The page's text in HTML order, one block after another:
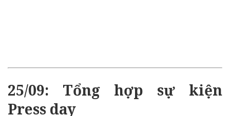
25/09: Tổng hợp sự kiện
Press day